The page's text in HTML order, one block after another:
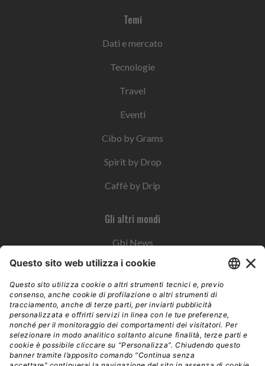
Temi
Dati e mercato
Tecnologie
Travel
Eventi
Cibo by Grams
Spirit by Drop
Caffè by Drip
Gli altri mondi
Gbi News
Instoremag
Esplora il gruppo
Edra Edizioni
Edizioni LSWR